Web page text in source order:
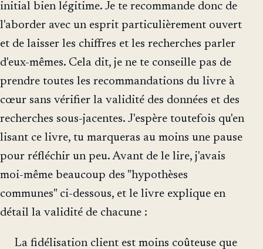
initial bien légitime. Je te recommande donc de
l'aborder avec un esprit particulièrement ouvert
et de laisser les chiffres et les recherches parler
d'eux-mêmes. Cela dit, je ne te conseille pas de
prendre toutes les recommandations du livre à
cœur sans vérifier la validité des données et des
recherches sous-jacentes. J'espère toutefois qu'en
lisant ce livre, tu marqueras au moins une pause
pour réfléchir un peu. Avant de le lire, j'avais
moi-même beaucoup des "hypothèses
communes" ci-dessous, et le livre explique en
détail la validité de chacune :
La fidélisation client est moins coûteuse que